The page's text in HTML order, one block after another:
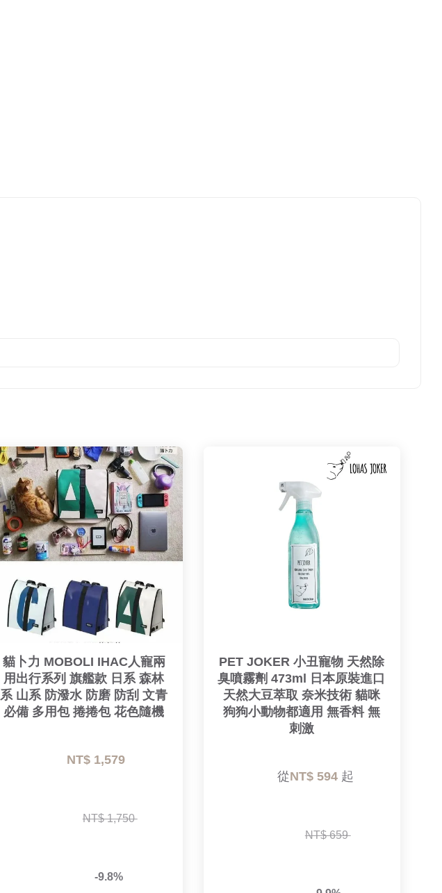
貓卜力 MOBOLI IHAC人寵兩
用出行系列 旗艦款 日系 森林
系 山系 防潑水 防磨 防刮 文青
必備 多用包 捲捲包 花色隨機
NT$ 1,579
NT$ 1,750
-9.8%
PET JOKER 小丑寵物 天然除
臭噴霧劑 473ml 日本原裝進口
天然大豆萃取 奈米技術 貓咪
狗狗小動物都適用 無香料 無
刺激
        從
NT$ 594 起
NT$ 659